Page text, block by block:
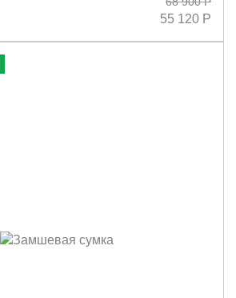
55 120 Р